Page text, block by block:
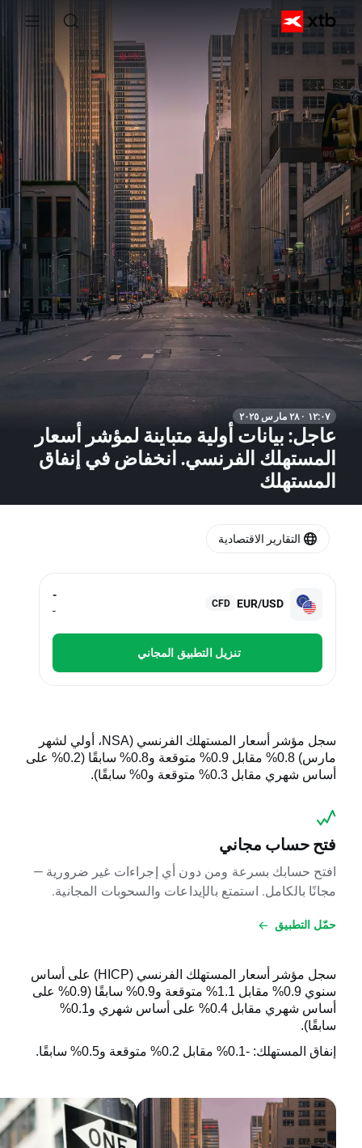
١٢:٠٧ · ٢٨ مارس ٢٠٢٥
عاجل: بيانات أولية متباينة لمؤشر أسعار
المستهلك الفرنسي. انخفاض في إنفاق
المستهلك
EUR/USD
CFD
-
-
تنزيل التطبيق المجاني
سجل مؤشر أسعار المستهلك الفرنسي (NSA، أولي لشهر
مارس) 0.8% مقابل 0.9% متوقعة و0.8% سابقًا (0.2% على
أساس شهري مقابل 0.3% متوقعة و0% سابقًا).
فتح حساب مجاني
افتح حسابك بسرعة ومن دون أي إجراءات غير ضرورية —
مجانًا بالكامل. استمتع بالإيداعات والسحوبات المجانية.
حمّل التطبيق
سجل مؤشر أسعار المستهلك الفرنسي (HICP) على أساس
سنوي 0.9% مقابل 1.1% متوقعة و0.9% سابقًا (0.9% على
أساس شهري مقابل 0.4% على أساس شهري و0.1%
سابقًا).
إنفاق المستهلك: -0.1% مقابل 0.2% متوقعة و0.5% سابقًا.
التقارير الاقتصادية